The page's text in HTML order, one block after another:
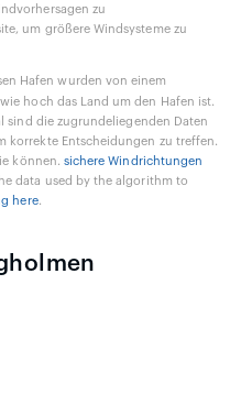
zu
um größere Windsysteme zu
Hafen wurden von einem
hoch das Land um den Hafen ist.
sind die zugrundeliegenden Daten
korrekte Entscheidungen zu treffen.
können. sichere Windrichtungen
data used by the algorithm to
here.